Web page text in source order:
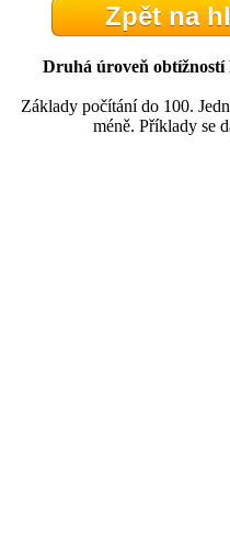
Zpět na
Druhá úroveň
Základy počítání do 100.
méně. Příklady se